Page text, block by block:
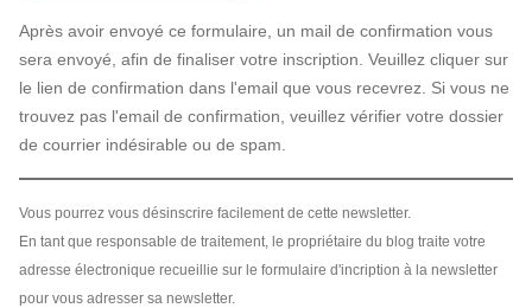
Après avoir envoyé ce formulaire, un mail de confirmation vous
sera envoyé, afin de finaliser votre inscription. Veuillez cliquer sur
le lien de confirmation dans l'email que vous recevrez. Si vous ne
trouvez pas l'email de confirmation, veuillez vérifier votre dossier
de courrier indésirable ou de spam.
Vous pourrez vous désinscrire facilement de cette newsletter.
En tant que responsable de traitement, le propriétaire du blog traite votre
adresse électronique recueillie sur le formulaire d'incription à la newsletter
pour vous adresser sa newsletter.